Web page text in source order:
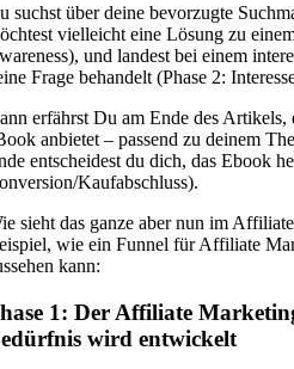
suchst über deine bevorzugte
vielleicht eine Lösung zu
und landest bei einem
Frage behandelt (Phase 2:
erfährst Du am Ende des Artikels,
anbietet – passend zu deinem
entscheidest du dich, das Ebook
Kaufabschluss).
sieht das ganze aber nun im
wie ein Funnel für Affiliate
kann:
1: Der Affiliate
wird entwickelt